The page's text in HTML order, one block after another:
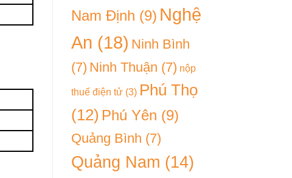
Nam Định (9) Nghệ
An (18) Ninh Bình
(7) Ninh Thuận (7) nộp
thuế điện tử(3) Phú Thọ
(12) Phú Yên (9)
Quảng Bình (7)
Quảng Nam (14)